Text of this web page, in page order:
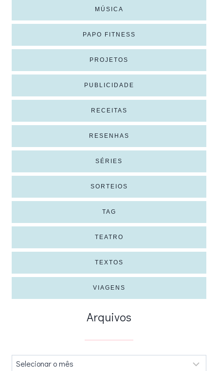
MÚSICA
PAPO FITNESS
PROJETOS
PUBLICIDADE
RECEITAS
RESENHAS
SÉRIES
SORTEIOS
TAG
TEATRO
TEXTOS
VIAGENS
Arquivos
Arquivos